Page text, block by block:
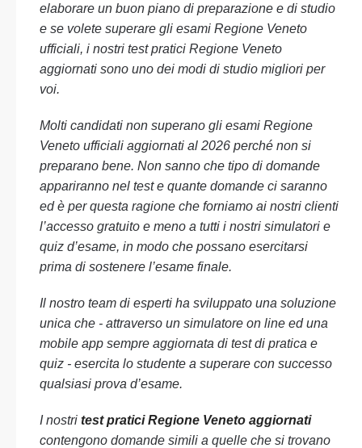
elaborare un buon piano di preparazione e di studio
e se volete superare gli esami Regione Veneto
ufficiali, i nostri test pratici Regione Veneto
aggiornati sono uno dei modi di studio migliori per
voi.
Molti candidati non superano gli esami Regione
Veneto ufficiali aggiornati al 2026 perché non si
preparano bene. Non sanno che tipo di domande
appariranno nel test e quante domande ci saranno
ed è per questa ragione che forniamo ai nostri clienti
l’accesso gratuito e meno a tutti i nostri simulatori e
quiz d’esame, in modo che possano esercitarsi
prima di sostenere l’esame finale.
Il nostro team di esperti ha sviluppato una soluzione
unica che - attraverso un simulatore on line ed una
mobile app sempre aggiornata di test di pratica e
quiz - esercita lo studente a superare con successo
qualsiasi prova d’esame.
I nostri test pratici Regione Veneto aggiornati
contengono domande simili a quelle che si trovano